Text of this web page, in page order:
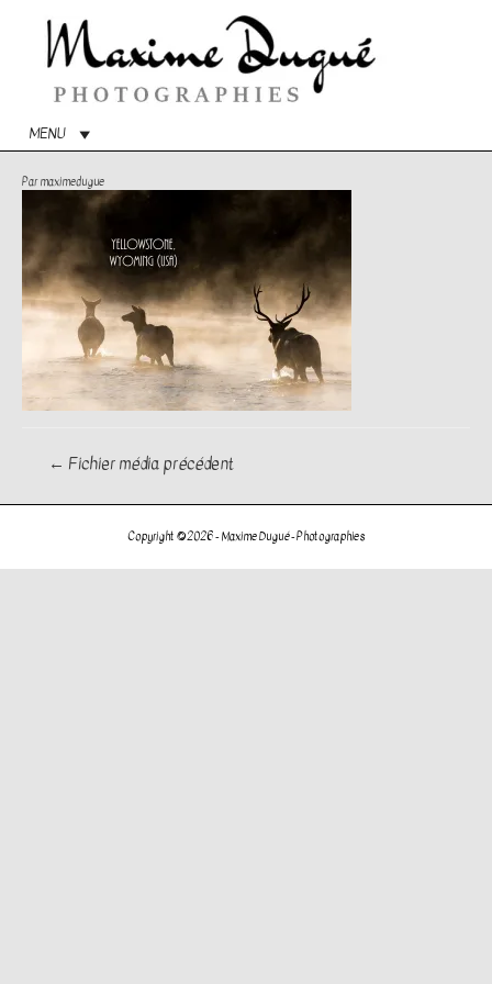
MENU
Parmaximedugue
Navigation
de
← Fichier média précédent
Copyright © 2026 -Maxime Dugué - Photographies